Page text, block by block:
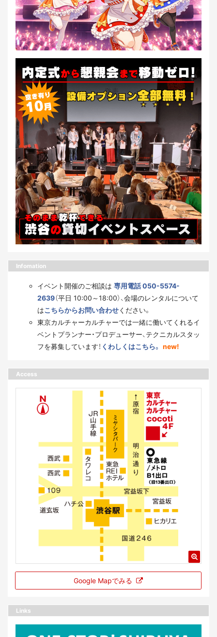
Infomation
イベント開催のご相談は 専用電話 050-5574-
2639（平日 10:00～18:00）、会場のレンタルについて
はこちらからお問い合わせください。
東京カルチャーカルチャーでは一緒に働いてくれるイ
ベントプランナー・プロデューサー、テクニカルスタッ
フを募集しています！ くわしくはこちら。 new!
Access
Google Mapでみる
Links